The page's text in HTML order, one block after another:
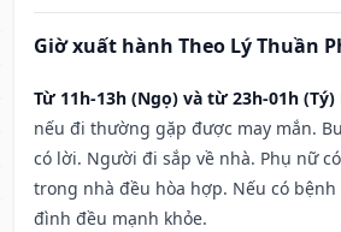
Giờ xuất hành Theo Lý Thuần
Từ 11h-13h (Ngọ) và từ 23h-01h (Tý)
nếu đi thường gặp được may mắn.
có lời. Người đi sắp về nhà. Phụ nữ
trong nhà đều hòa hợp. Nếu có
đình đều mạnh khỏe.